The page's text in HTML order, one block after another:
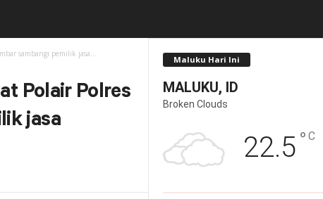
sambangi pemilik jasa...
Polair Polres
jasa
Maluku Hari Ini
MALUKU, ID
Broken Clouds
22.5 ° C